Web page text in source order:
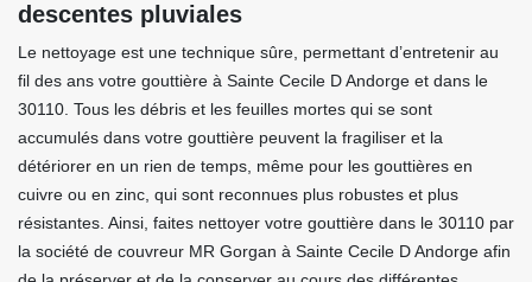
descentes pluviales
Le nettoyage est une technique sûre, permettant d’entretenir au
fil des ans votre gouttière à Sainte Cecile D Andorge et dans le
30110. Tous les débris et les feuilles mortes qui se sont
accumulés dans votre gouttière peuvent la fragiliser et la
détériorer en un rien de temps, même pour les gouttières en
cuivre ou en zinc, qui sont reconnues plus robustes et plus
résistantes. Ainsi, faites nettoyer votre gouttière dans le 30110 par
la société de couvreur MR Gorgan à Sainte Cecile D Andorge afin